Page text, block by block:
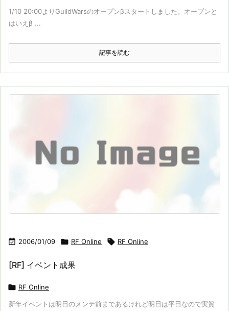
1/10 20:00よりGuildWarsのオープンβスタートしました。オープンと
はいえβ ...
記事を読む
 2006/01/09  RF Online  RF Online
[RF] イベント成果
 RF Online
新年イベントは明日のメンテ前まであるけれど明日は平日なので実質